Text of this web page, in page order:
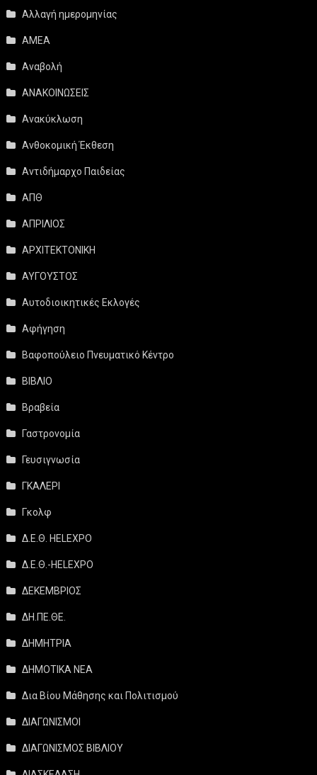
Αλλαγή ημερομηνίας
ΑΜΕΑ
Αναβολή
ΑΝΑΚΟΙΝΩΣΕΙΣ
Ανακύκλωση
Ανθοκομική Έκθεση
Αντιδήμαρχο Παιδείας
ΑΠΘ
ΑΠΡΙΛΙΟΣ
ΑΡΧΙΤΕΚΤΟΝΙΚΗ
ΑΥΓΟΥΣΤΟΣ
Αυτοδιοικητικές Εκλογές
Αφήγηση
Βαφοπούλειο Πνευματικό Κέντρο
ΒΙΒΛΙΟ
Βραβεία
Γαστρονομία
Γευσιγνωσία
ΓΚΑΛΕΡΙ
Γκολφ
Δ.Ε.Θ. HELEXPO
Δ.Ε.Θ.-HELEXPO
ΔΕΚΕΜΒΡΙΟΣ
ΔΗ.ΠΕ.ΘΕ.
ΔΗΜΗΤΡΙΑ
ΔΗΜΟΤΙΚΑ ΝΕΑ
Δια Βίου Μάθησης και Πολιτισμού
ΔΙΑΓΩΝΙΣΜΟΙ
ΔΙΑΓΩΝΙΣΜΟΣ ΒΙΒΛΙΟΥ